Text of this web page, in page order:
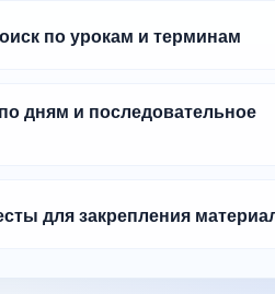
по урокам и терминам
дням и последовательное
для закрепления